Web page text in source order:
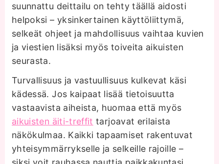
suunnattu deittailu on tehty täällä aidosti
helpoksi – yksinkertainen käyttöliittymä,
selkeät ohjeet ja mahdollisuus vaihtaa kuvien
ja viestien lisäksi myös toiveita aikuisten
seurasta.
Turvallisuus ja vastuullisuus kulkevat käsi
kädessä. Jos kaipaat lisää tietoisuutta
vastaavista aiheista, huomaa että myös
aikuisten äiti-treffit tarjoavat erilaista
näkökulmaa. Kaikki tapaamiset rakentuvat
yhteisymmärrykselle ja selkeille rajoille –